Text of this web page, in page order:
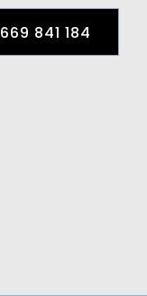
669 841 184